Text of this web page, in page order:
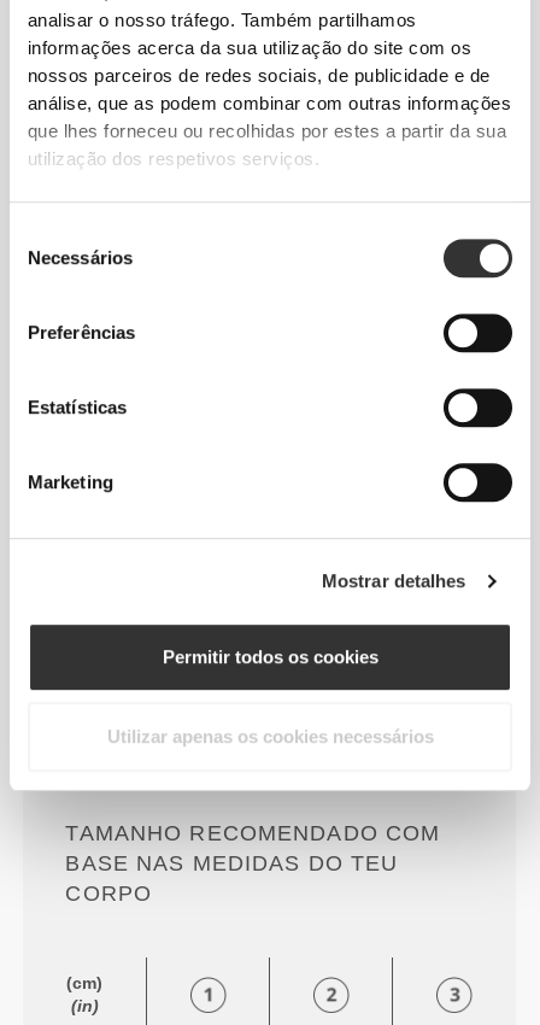
analisar o nosso tráfego. Também partilhamos
informações acerca da sua utilização do site com os
nossos parceiros de redes sociais, de publicidade e de
análise, que as podem combinar com outras informações
que lhes forneceu ou recolhidas por estes a partir da sua
utilização dos respetivos serviços.
Necessários
Preferências
Estatísticas
Marketing
Mostrar detalhes
Permitir todos os cookies
Utilizar apenas os cookies necessários
Este artigo
Justo
do teu corpo.
um look casual.
TAMANHO RECOMENDADO COM
BASE NAS MEDIDAS DO TEU
CORPO
(cm)
(in)